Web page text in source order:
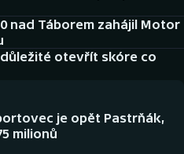
nad Táborem zahájil Motor
otevřít skóre co
je opět Pastrňák,
milionů